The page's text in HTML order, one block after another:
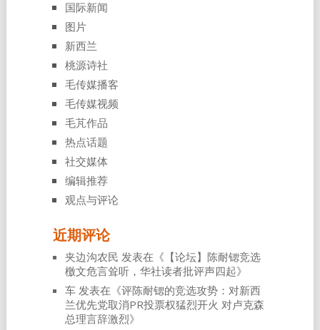
国际新闻
图片
新西兰
桃源诗社
毛传媒播客
毛传媒视频
毛芃作品
热点话题
社交媒体
编辑推荐
观点与评论
近期评论
夹边沟农民 发表在《 【论坛】陈耐锶竞选
檄文危言耸听，华社读者批评声四起》
车发表在《评陈耐锶的竞选攻势：对新西
兰优先党取消PR投票权猛烈开火 对卢克森
总理言辞激烈》